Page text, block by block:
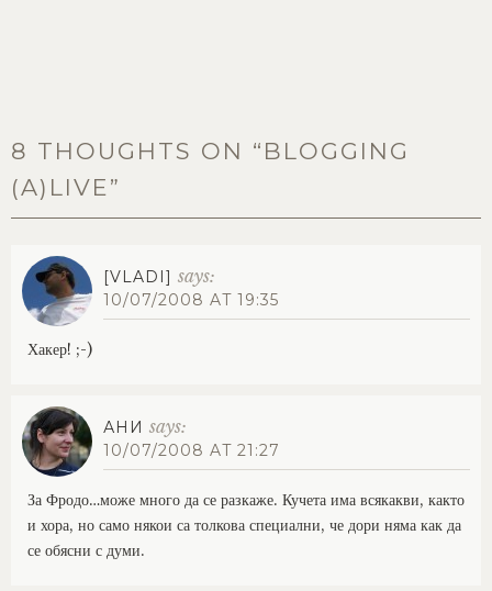
8 THOUGHTS ON “ BLOGGING
(A)LIVE”
[VLADI] says:
10/07/2008 AT 19:35
Хакер! ;-)
АНИ says:
10/07/2008 AT 21:27
За Фродо…може много да се разкаже. Кучета има всякакви, както
и хора, но само някои са толкова специални, че дори няма как да
се обясни с думи.